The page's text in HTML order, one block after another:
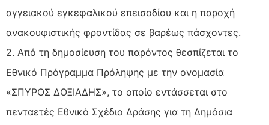
αγγειακού εγκεφαλικού επεισοδίου και η παροχή
ανακουφιστικής φροντίδας σε βαρέως πάσχοντες.
2. Από τη δημοσίευση του παρόντος θεσπίζεται το
Εθνικό Πρόγραμμα Πρόληψης με την ονομασία
«ΣΠΥΡΟΣ ΔΟΞΙΑΔΗΣ», το οποίο εντάσσεται στο
πενταετές Εθνικό Σχέδιο Δράσης για τη Δημόσια